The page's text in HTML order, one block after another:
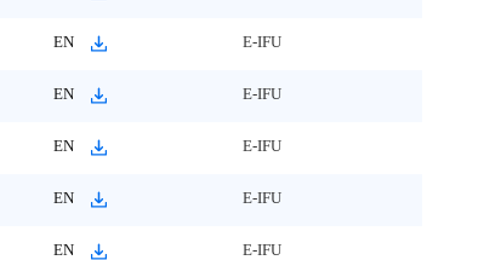
EN E-IFU
EN E-IFU
EN E-IFU
EN E-IFU
EN E-IFU